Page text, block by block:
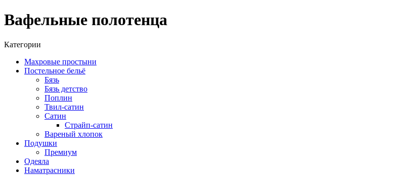
Вафельные полотенца
Категории
Махровые простыни
Постельное бельё
Бязь
Бязь детство
Поплин
Твил-сатин
Сатин
Страйп-сатин
Вареный хлопок
Подушки
Премиум
Одеяла
Наматрасники